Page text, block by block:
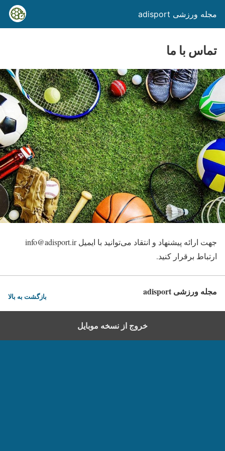
مجله ورزشی adisport
تماس با ما
جهت ارائه پیشنهاد و انتقاد می‌توانید با ایمیل info@adisport.ir
ارتباط برقرار کنید.
مجله ورزشی adisport بازگشت به بالا
خروج از نسخه موبایل